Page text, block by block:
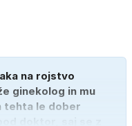
na rojstvo
ginekolog in mu
tehta le dober
doktor, saj se z